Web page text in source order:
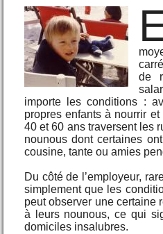
de
importe les conditions :
propres enfants à nourrir
40 et 60 ans traversent les
nounous dont certaines
cousine, tante ou amies
Du côté de l’employeur,
simplement que les
peut observer une certaine
à leurs nounous, ce qui
domiciles insalubres.